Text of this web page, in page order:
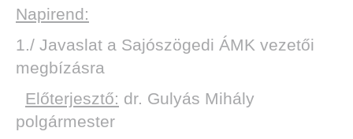
Napirend:
1./ Javaslat a Sajószögedi ÁMK vezetői
megbízásra
Előterjesztő: dr. Gulyás Mihály
polgármester